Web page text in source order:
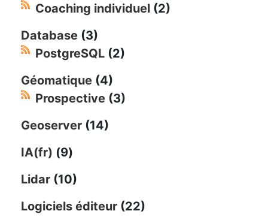
Coaching individuel (2)
Database (3)
PostgreSQL (2)
Géomatique (4)
Prospective (3)
Geoserver (14)
IA(fr) (9)
Lidar (10)
Logiciels éditeur (22)